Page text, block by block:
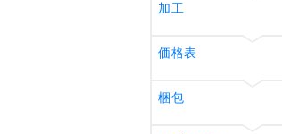
加工
価格表
梱包